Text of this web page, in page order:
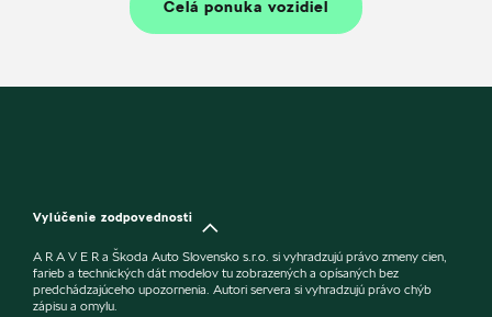
Celá ponuka vozidiel
Vylúčenie zodpovednosti
A R A V E R a Škoda Auto Slovensko s.r.o. si vyhradzujú právo zmeny cien,
farieb a technických dát modelov tu zobrazených a opísaných bez
predchádzajúceho upozornenia. Autori servera si vyhradzujú právo chýb
zápisu a omylu.